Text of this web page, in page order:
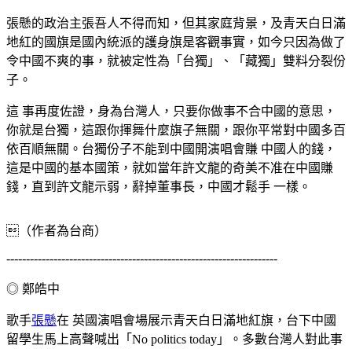
張懸的政治主張吾人不得而知，但其家庭背景，及青天白日滿
地紅的國旗是國內統派的護身旗是客觀事實，如今只因為做了
令中國不爽的事，就被定性為「台獨」、「藏獨」雙料分裂份
子。
這 事再度佐證，身為台灣人，只要你做事不合中國的意思，
你就是台獨，這跟你揮舞什麼旗子無關，跟你平常對中國多百
依百順無關。台獨份子不能到中國開演唱會賺 中國人的錢，
這是中國的基本國策，就如當年許文龍的奇美不准在中國賺
錢，直到許文龍示弱，辭掉董事長，中國才鬆手 一樣。
（作者為台商）
---------------------------------------------------------------------
◎ 鄭皓中
歌手張懸在 英國演唱會場展示青天白日滿地紅旗，台下中國
留學生馬上高聲喊出「No politics today」。多數台灣人對此事